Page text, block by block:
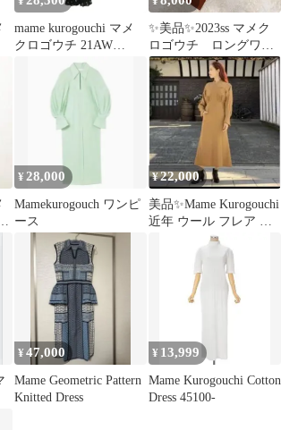
mame kurogouchi マメ
クロゴウチ 21AW
Paisley Jacquard Slip
Dress スリップドレス
ワンピース MM21PF-
DR709 ブラック 1
✨美品✨2023ss マメク
ロゴウチ ロングワン
ピース コットンジャ
ージードレス
¥ 28,000
Mamekurogouch ワンピ
ース
¥22,000
美品✨Mame Kurogouchi
近年 ウール フレア ロ
ング ワンピース
¥47,000
Mame Geometric Pattern
Knitted Dress
¥ 13,999
Mame Kurogouchi Cotton
Dress 45100-